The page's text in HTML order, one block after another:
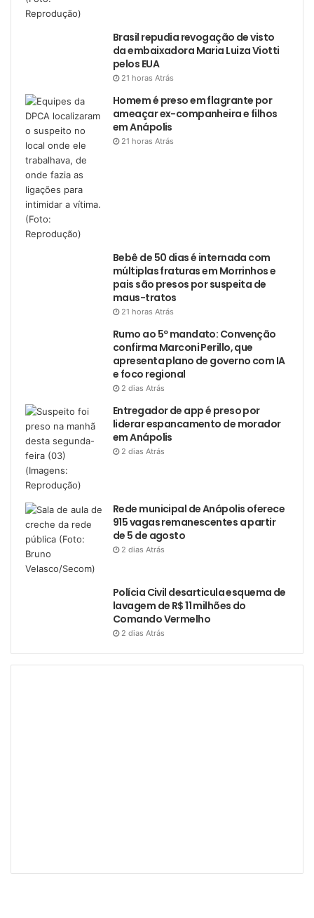
Brasil repudia revogação de visto
da embaixadora Maria Luiza Viotti
pelos EUA
21 horas Atrás
Homem é preso em flagrante por
ameaçar ex-companheira e filhos
em Anápolis
21 horas Atrás
Bebê de 50 dias é internada com
múltiplas fraturas em Morrinhos e
pais são presos por suspeita de
maus-tratos
21 horas Atrás
Rumo ao 5º mandato: Convenção
confirma Marconi Perillo, que
apresenta plano de governo com IA
e foco regional
2 dias Atrás
Entregador de app é preso por
liderar espancamento de morador
em Anápolis
2 dias Atrás
Rede municipal de Anápolis oferece
915 vagas remanescentes a partir
de 5 de agosto
2 dias Atrás
Polícia Civil desarticula esquema de
lavagem de R$ 11 milhões do
Comando Vermelho
2 dias Atrás